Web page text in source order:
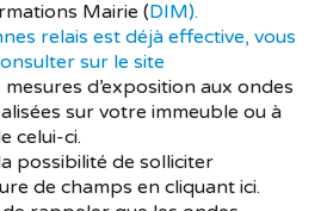
Mairie (DIM).
relais est déjà effective, vous
sur le site
mesures d’exposition aux ondes
sur votre immeuble ou à
celui-ci.
possibilité de solliciter
de champs en cliquant ici.